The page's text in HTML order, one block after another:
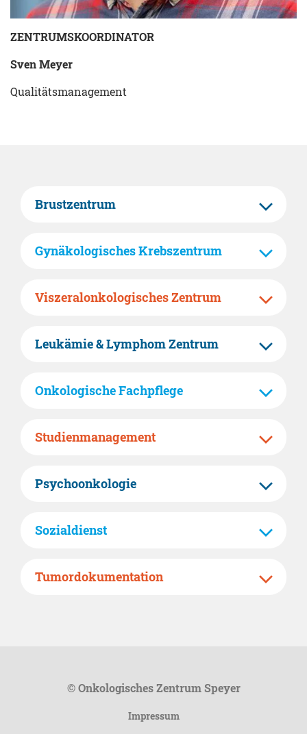
ZENTRUMSKOORDINATOR
Sven Meyer
Qualitätsmanagement
Brustzentrum
Gynäkologisches Krebszentrum
Viszeralonkologisches Zentrum
Leukämie & Lymphom Zentrum
Onkologische Fachpflege
Studienmanagement
Psychoonkologie
Sozialdienst
Tumordokumentation
© Onkologisches Zentrum Speyer
Impressum